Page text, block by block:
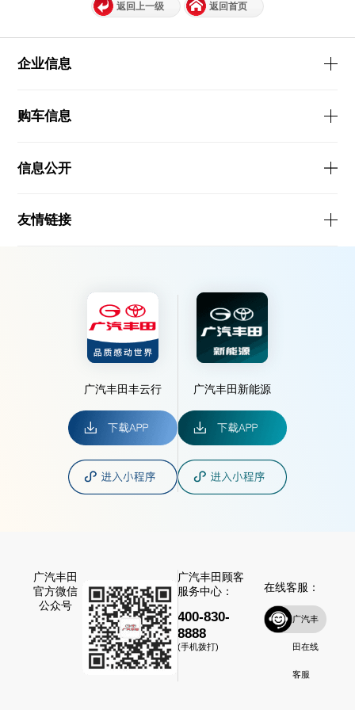
返回上一级 返回首页
企业信息
购车信息
信息公开
友情链接
广汽丰田丰云行 广汽丰田新能源
广汽丰田
官方微信
公众号
广汽丰田顾客
服务中心：
400-830-
8888
(手机拨打)
在线客服：
广汽丰
田在线
客服